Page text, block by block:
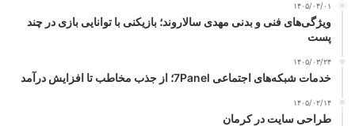
۱۴۰۵/۰۴/۰۱
ویژگی‌های فنی و بدنی مهدی سالاروند؛ بازیکنی با توانایی بازی در چند
پست
۱۴۰۵/۰۳/۲۴
خدمات شبکه‌های اجتماعی 7Panel؛ از جذب مخاطب تا افزایش درآمد
۱۴۰۵/۰۲/۱۴
طراحی سایت در کرمان